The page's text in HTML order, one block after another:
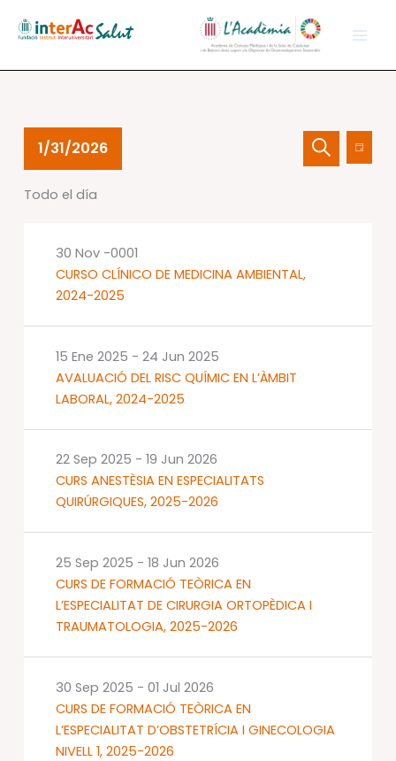
Eventos
Ene
Navegación
deBuscar
de
Día
1/31/2026
la
Todo el día
CURSO CLÍNICO DE MEDICINA AMBIENTAL,
2024-2025
30 Nov -0001
AVALUACIÓ DEL RISC QUÍMIC EN L’ÀMBIT
LABORAL, 2024-2025
15 Ene 2025 - 24 Jun 2025
CURS ANESTÈSIA EN ESPECIALITATS
QUIRÚRGIQUES, 2025-2026
22 Sep 2025 - 19 Jun 2026
CURS DE FORMACIÓ TEÒRICA EN
L’ESPECIALITAT DE CIRURGIA ORTOPÈDICA I
TRAUMATOLOGIA, 2025-2026
25 Sep 2025 - 18 Jun 2026
CURS DE FORMACIÓ TEÒRICA EN
L’ESPECIALITAT D’OBSTETRÍCIA I GINECOLOGIA
NIVELL 1, 2025-2026
30 Sep 2025 - 01 Jul 2026